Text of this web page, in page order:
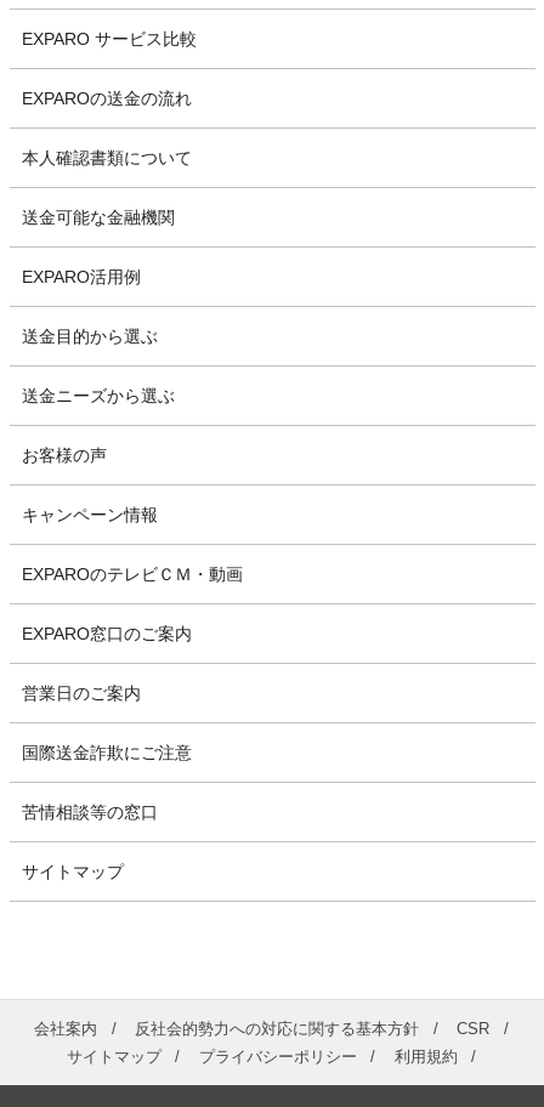
EXPARO サービス比較
EXPAROの送金の流れ
本人確認書類について
送金可能な金融機関
EXPARO活用例
送金目的から選ぶ
送金ニーズから選ぶ
お客様の声
キャンペーン情報
EXPAROのテレビＣＭ・動画
EXPARO窓口のご案内
営業日のご案内
国際送金詐欺にご注意
苦情相談等の窓口
サイトマップ
会社案内 反社会的勢力への対応に関する基本方針
CSR
サイトマップ
プライバシーポリシー 利用規約